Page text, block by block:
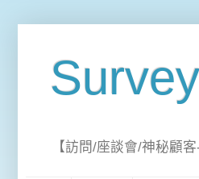
【訪問/座談會/神秘顧